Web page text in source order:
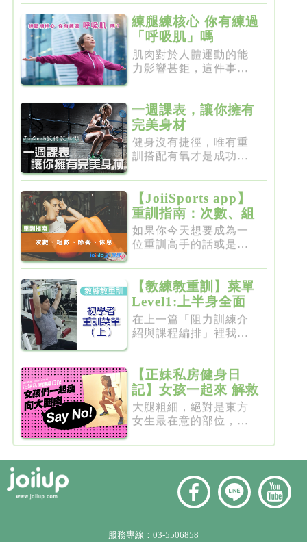
練腿練核心 你有練過
「呼吸肌」嗎
肌肉對於人體運動的能
力影響甚鉅，這件事一
一週課表，讓你擁有
完美身材
健身沒有捷徑，唯有重
訓搭配有氧才是成功的
【JoiiSports app】
重訓指南：次數、組
數、節奏、休息
如果你今天想要成為一
位重訓高手的話或是想
【教練教重訓】菜單
Level1:上半身全面
增肌雕塑
在上一篇「阻力訓練介
紹與課程編排」裡我們
【正妹私房健身日
記】女孩一起來 解救
粗大腿
大腿粗細，絕對是東方
女生最在意的部位，彷
服務專線： 03-5506858